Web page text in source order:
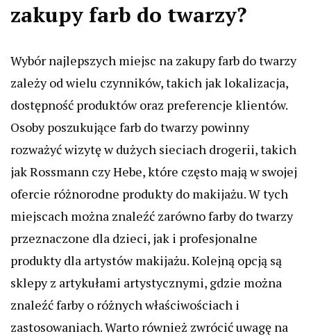
zakupy farb do twarzy?
Wybór najlepszych miejsc na zakupy farb do twarzy
zależy od wielu czynników, takich jak lokalizacja,
dostępność produktów oraz preferencje klientów.
Osoby poszukujące farb do twarzy powinny
rozważyć wizytę w dużych sieciach drogerii, takich
jak Rossmann czy Hebe, które często mają w swojej
ofercie różnorodne produkty do makijażu. W tych
miejscach można znaleźć zarówno farby do twarzy
przeznaczone dla dzieci, jak i profesjonalne
produkty dla artystów makijażu. Kolejną opcją są
sklepy z artykułami artystycznymi, gdzie można
znaleźć farby o różnych właściwościach i
zastosowaniach. Warto również zwrócić uwagę na